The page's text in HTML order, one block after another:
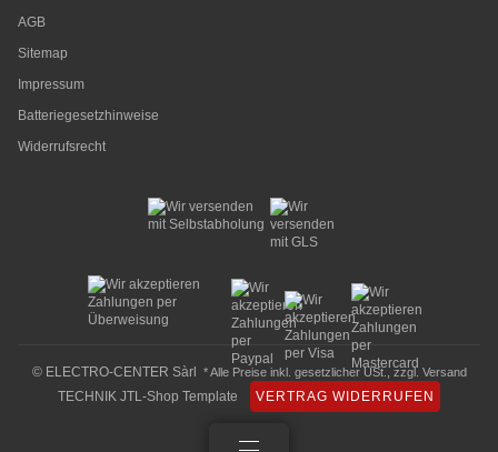
AGB
Sitemap
Impressum
Batteriegesetzhinweise
Widerrufsrecht
© ELECTRO-CENTER Sàrl * Alle Preise inkl. gesetzlicher USt., zzgl. Versand
TECHNIK JTL-Shop Template VERTRAG WIDERRUFEN